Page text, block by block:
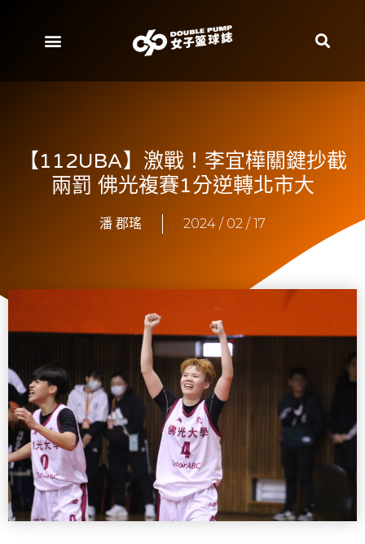
【112UBA】激戰！李宜樺關鍵抄截
兩罰 佛光複賽1分逆轉北市大
潘 郡瑤 2024 / 02 / 17